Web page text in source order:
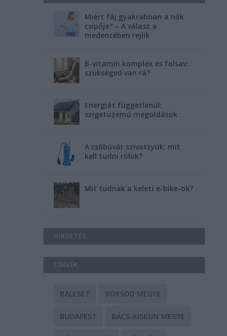
Miért fáj gyakrabban a nők
csípője? – A válasz a
medencében rejlik
B-vitamin komplex és folsav:
szükséged van rá?
Energiát függetlenül:
szigetüzemű megoldások
A csőbúvár szivattyúk: mit
kell tudni róluk?
Mit tudnak a keleti e-bike-ok?
HIRDETÉS
CÍMKÉK
BALESET BORSOD MEGYE
BUDAPEST BÁCS-KISKUN MEGYE